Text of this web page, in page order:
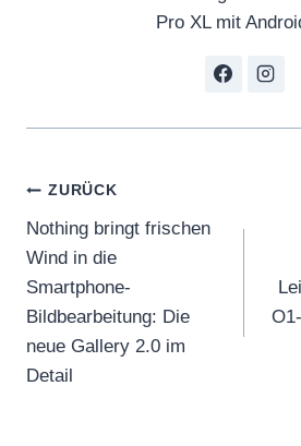
Pro XL mit
Beitragsnavigation
ZURÜCK
Nothing bringt frischen
Wind in die
Smartphone-
Bildbearbeitung: Die
neue Gallery 2.0 im
Detail